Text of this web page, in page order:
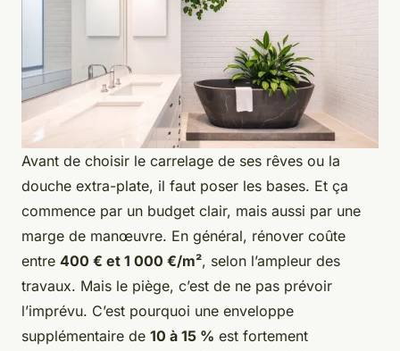
Avant de choisir le carrelage de ses rêves ou la
douche extra-plate, il faut poser les bases. Et ça
commence par un budget clair, mais aussi par une
marge de manœuvre. En général, rénover coûte
entre 400 € et 1 000 €/m², selon l’ampleur des
travaux. Mais le piège, c’est de ne pas prévoir
l’imprévu. C’est pourquoi une enveloppe
supplémentaire de 10 à 15 % est fortement